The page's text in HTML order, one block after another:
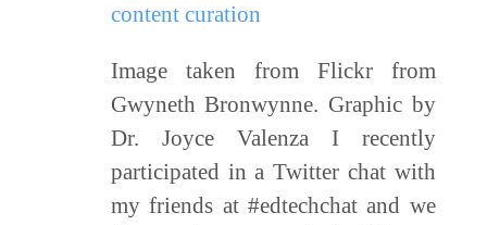
content curation
Image taken from Flickr from
Gwyneth Bronwynne. Graphic by
Dr. Joyce Valenza I recently
participated in a Twitter chat with
my friends at #edtechchat and we